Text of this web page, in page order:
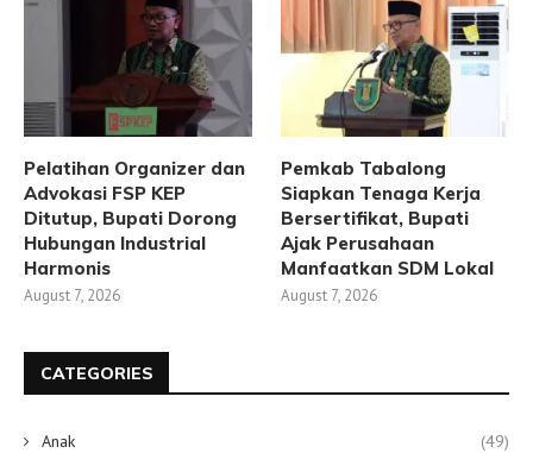
Pelatihan Organizer dan
Advokasi FSP KEP
Ditutup, Bupati Dorong
Hubungan Industrial
Harmonis
August 7, 2026
Pemkab Tabalong
Siapkan Tenaga Kerja
Bersertifikat, Bupati
Ajak Perusahaan
Manfaatkan SDM Lokal
August 7, 2026
CATEGORIES
Anak (49)